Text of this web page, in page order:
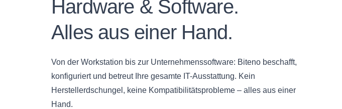
Hardware & Software.
Alles aus einer Hand.
Von der Workstation bis zur Unternehmenssoftware: Biteno beschafft,
konfiguriert und betreut Ihre gesamte IT-Ausstattung. Kein
Herstellerdschungel, keine Kompatibilitätsprobleme – alles aus einer
Hand.